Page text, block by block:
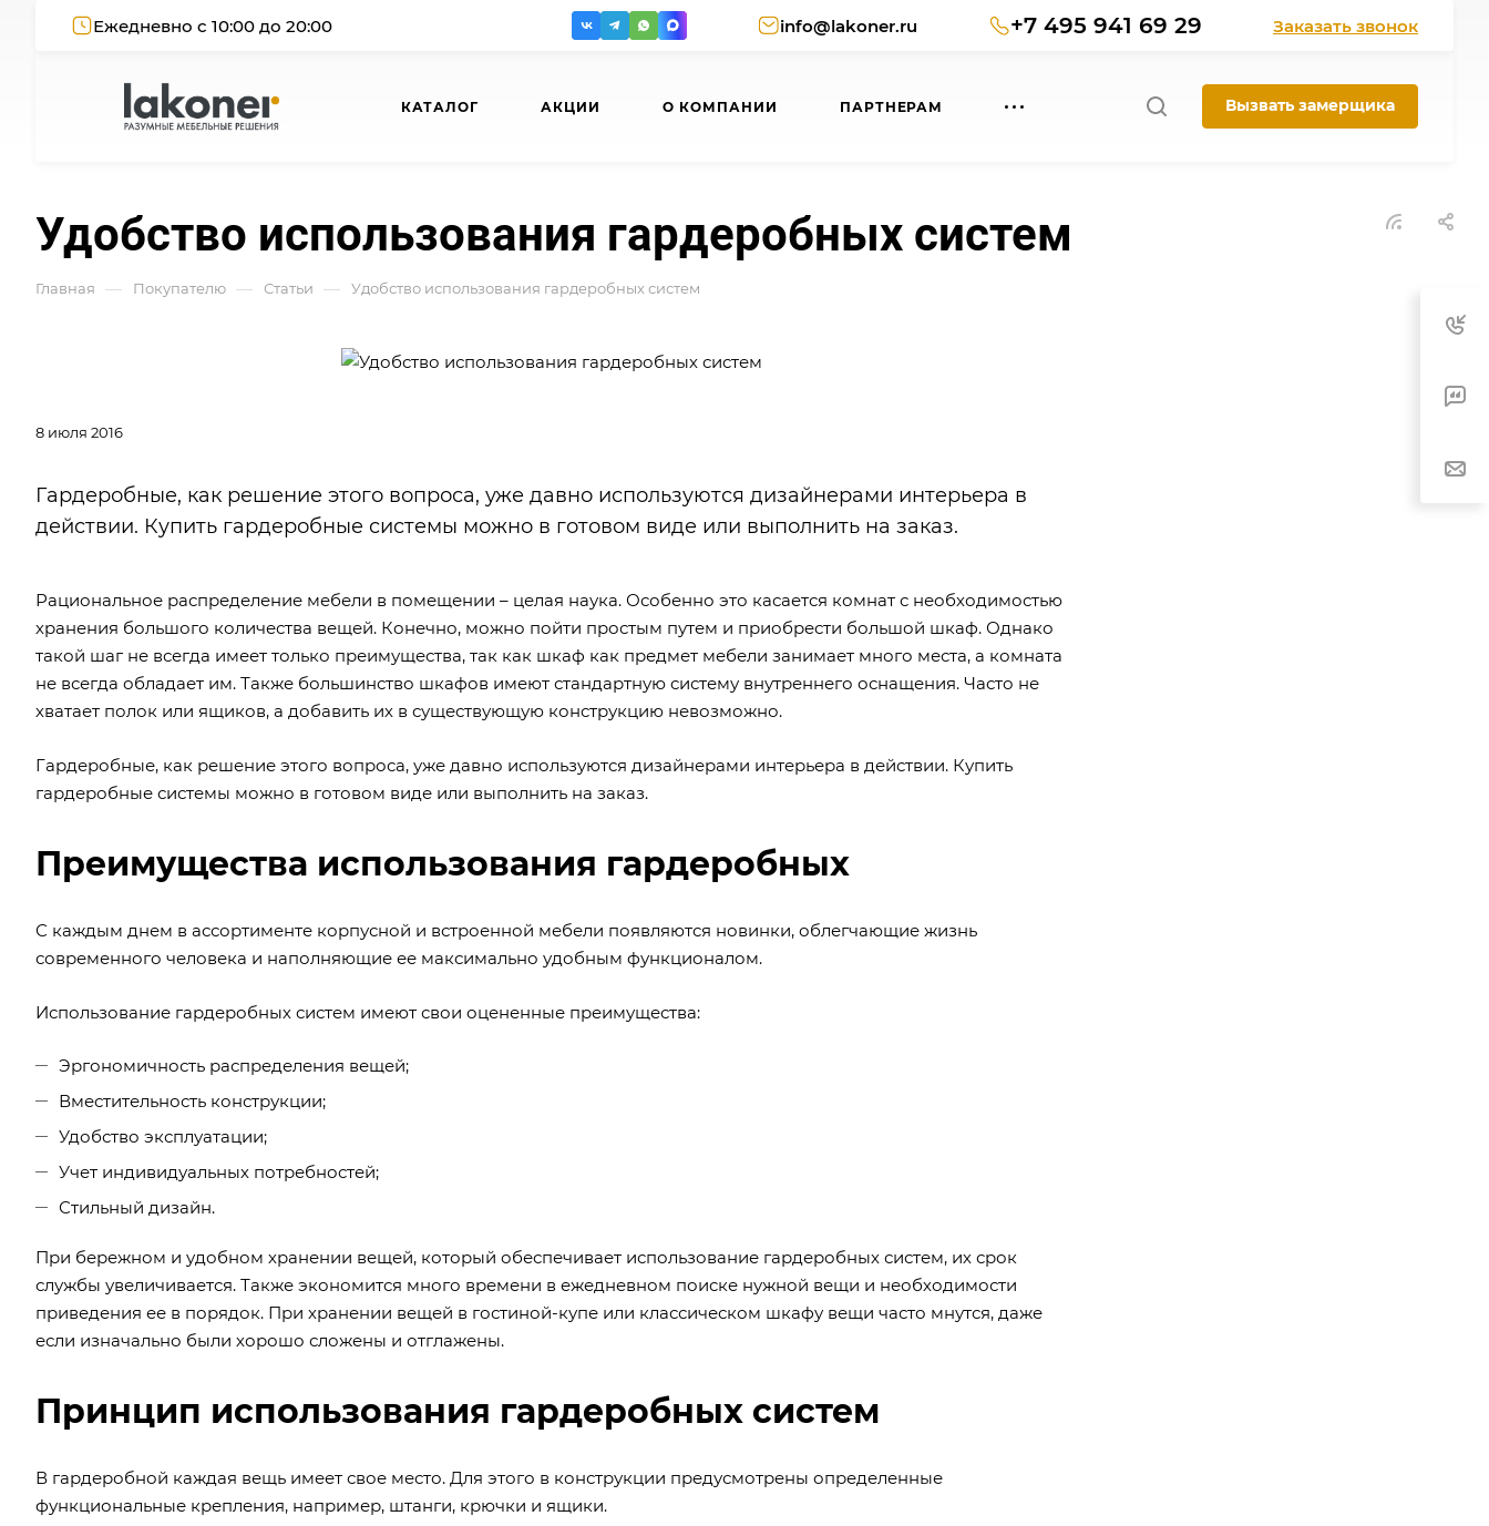
Ежедневно с 10:00 до 20:00 info@lakoner.ru +7 495 941 69 29 Заказать звонок
КАТАЛОГ АКЦИИ О КОМПАНИИ ПАРТНЕРАМ Вызвать замерщика
Удобство использования гардеробных систем
Главная — Покупателю — Статьи — Удобство использования гардеробных систем
8 июля 2016
Гардеробные, как решение этого вопроса, уже давно используются дизайнерами интерьера в
действии. Купить гардеробные системы можно в готовом виде или выполнить на заказ.
Рациональное распределение мебели в помещении – целая наука. Особенно это касается комнат с необходимостью
хранения большого количества вещей. Конечно, можно пойти простым путем и приобрести большой шкаф. Однако
такой шаг не всегда имеет только преимущества, так как шкаф как предмет мебели занимает много места, а комната
не всегда обладает им. Также большинство шкафов имеют стандартную систему внутреннего оснащения. Часто не
хватает полок или ящиков, а добавить их в существующую конструкцию невозможно.
Гардеробные, как решение этого вопроса, уже давно используются дизайнерами интерьера в действии. Купить
гардеробные системы можно в готовом виде или выполнить на заказ.
Преимущества использования гардеробных
С каждым днем в ассортименте корпусной и встроенной мебели появляются новинки, облегчающие жизнь
современного человека и наполняющие ее максимально удобным функционалом.
Использование гардеробных систем имеют свои оцененные преимущества:
Эргономичность распределения вещей;
Вместительность конструкции;
Удобство эксплуатации;
Учет индивидуальных потребностей;
Стильный дизайн.
При бережном и удобном хранении вещей, который обеспечивает использование гардеробных систем, их срок
службы увеличивается. Также экономится много времени в ежедневном поиске нужной вещи и необходимости
приведения ее в порядок. При хранении вещей в гостиной-купе или классическом шкафу вещи часто мнутся, даже
если изначально были хорошо сложены и отглажены.
Принцип использования гардеробных систем
В гардеробной каждая вещь имеет свое место. Для этого в конструкции предусмотрены определенные
функциональные крепления, например, штанги, крючки и ящики.